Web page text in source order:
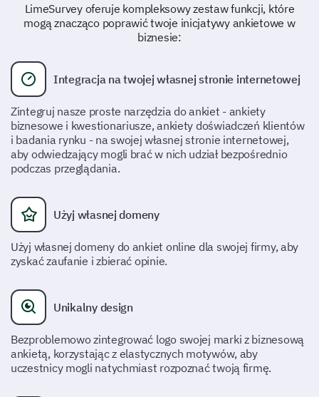
Ogólne zapytanie
Problemy z produktami
Zwrót/Wymiana
Inne (proszę określić)
Proszę tu wpisać komentarz:
Czy nasza obsługa klienta rozwiązała twój
problem w odpowiednim czasie?
Tak Nie
LimeSurvey oferuje kompleksowy zestaw funkcji, które
mogą znacząco poprawić twoje inicjatywy ankietowe w
biznesie:
Integracja na twojej własnej stronie internetowej
Zintegruj nasze proste narzędzia do ankiet - ankiety
biznesowe i kwestionariusze, ankiety doświadczeń klientów
i badania rynku - na swojej własnej stronie internetowej,
aby odwiedzający mogli brać w nich udział bezpośrednio
podczas przeglądania.
Użyj własnej domeny
Użyj własnej domeny do ankiet online dla swojej firmy, aby
zyskać zaufanie i zbierać opinie.
Unikalny design
Bezproblemowo zintegrować logo swojej marki z biznesową
ankietą, korzystając z elastycznych motywów, aby
uczestnicy mogli natychmiast rozpoznać twoją firmę.